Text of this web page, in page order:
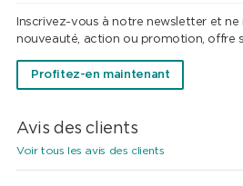
Inscrivez-vous à notre newsletter et ne
nouveauté, action ou promotion, offre
Profitez-en maintenant
Avis des clients
Voir tous les avis des clients